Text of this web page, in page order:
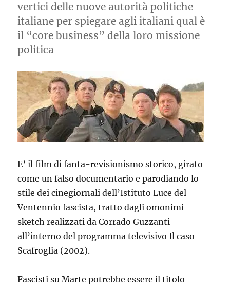
vertici delle nuove autorità politiche
italiane per spiegare agli italiani qual è
il “core business” della loro missione
politica
E’ il film di fanta-revisionismo storico, girato
come un falso documentario e parodiando lo
stile dei cinegiornali dell’Istituto Luce del
Ventennio fascista, tratto dagli omonimi
sketch realizzati da Corrado Guzzanti
all’interno del programma televisivo Il caso
Scafroglia (2002).
Fascisti su Marte potrebbe essere il titolo